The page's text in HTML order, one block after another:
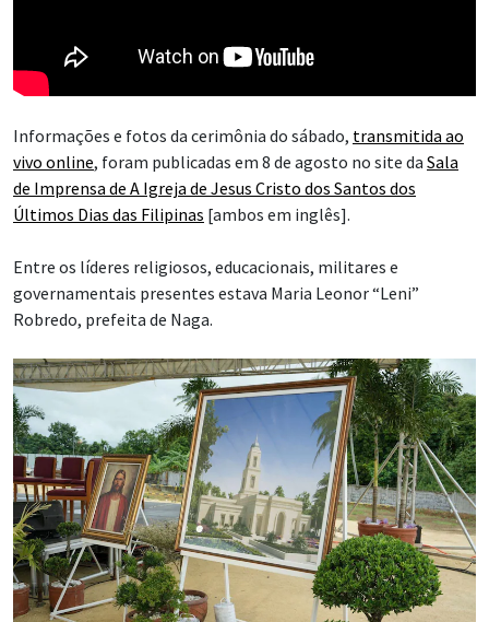
Informações e fotos da cerimônia do sábado, transmitida ao
vivo online, foram publicadas em 8 de agosto no site da Sala
de Imprensa de A Igreja de Jesus Cristo dos Santos dos
Últimos Dias das Filipinas [ambos em inglês].
Entre os líderes religiosos, educacionais, militares e
governamentais presentes estava Maria Leonor “Leni”
Robredo, prefeita de Naga.